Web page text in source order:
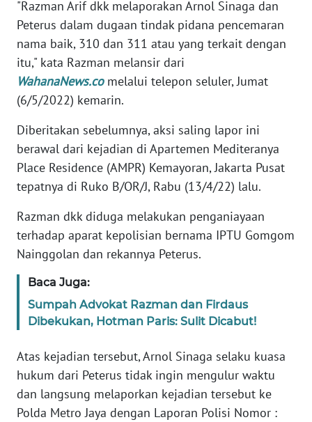
"Razman Arif dkk melaporakan Arnol Sinaga dan
Peterus dalam dugaan tindak pidana pencemaran
nama baik, 310 dan 311 atau yang terkait dengan
itu," kata Razman melansir dari
WahanaNews.co melalui telepon seluler, Jumat
(6/5/2022) kemarin.
Diberitakan sebelumnya, aksi saling lapor ini
berawal dari kejadian di Apartemen Mediteranya
Place Residence (AMPR) Kemayoran, Jakarta Pusat
tepatnya di Ruko B/OR/J, Rabu (13/4/22) lalu.
Razman dkk diduga melakukan penganiayaan
terhadap aparat kepolisian bernama IPTU Gomgom
Nainggolan dan rekannya Peterus.
Baca Juga:
Sumpah Advokat Razman dan Firdaus
Dibekukan, Hotman Paris: Sulit Dicabut!
Atas kejadian tersebut, Arnol Sinaga selaku kuasa
hukum dari Peterus tidak ingin mengulur waktu
dan langsung melaporkan kejadian tersebut ke
Polda Metro Jaya dengan Laporan Polisi Nomor :
TENTANG
KAMI
PEDOMAN
MEDIA
SIBER
DISCLAIMER
Wahana
Regional
SUMUT
JAKARTA
WN
JABAR